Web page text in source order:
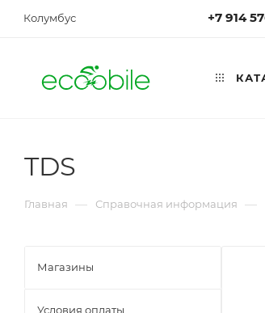
Колумбус +7 914
TDS
Главная — Справочная информация —
Магазины
Условия оплаты